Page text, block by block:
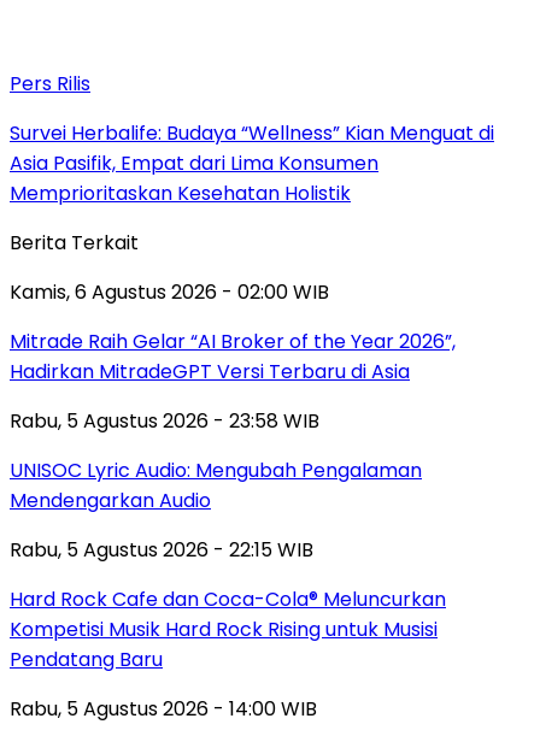
Pers Rilis
Survei Herbalife: Budaya “Wellness” Kian Menguat di
Asia Pasifik, Empat dari Lima Konsumen
Memprioritaskan Kesehatan Holistik
Berita Terkait
Kamis, 6 Agustus 2026 - 02:00 WIB
Mitrade Raih Gelar “AI Broker of the Year 2026”,
Hadirkan MitradeGPT Versi Terbaru di Asia
Rabu, 5 Agustus 2026 - 23:58 WIB
UNISOC Lyric Audio: Mengubah Pengalaman
Mendengarkan Audio
Rabu, 5 Agustus 2026 - 22:15 WIB
Hard Rock Cafe dan Coca-Cola® Meluncurkan
Kompetisi Musik Hard Rock Rising untuk Musisi
Pendatang Baru
Rabu, 5 Agustus 2026 - 14:00 WIB